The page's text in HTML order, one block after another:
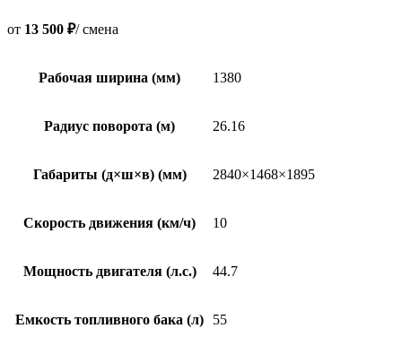
от 13 500 ₽/ смена
Рабочая ширина (мм) 1380
Радиус поворота (м) 26.16
Габариты (д×ш×в) (мм) 2840×1468×1895
Скорость движения (км/ч) 10
Мощность двигателя (л.с.) 44.7
Емкость топливного бака (л) 55